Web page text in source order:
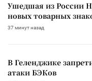
Ушедшая из России
новых товарных
37 минут назад
В Геленджике
атаки БЭКов